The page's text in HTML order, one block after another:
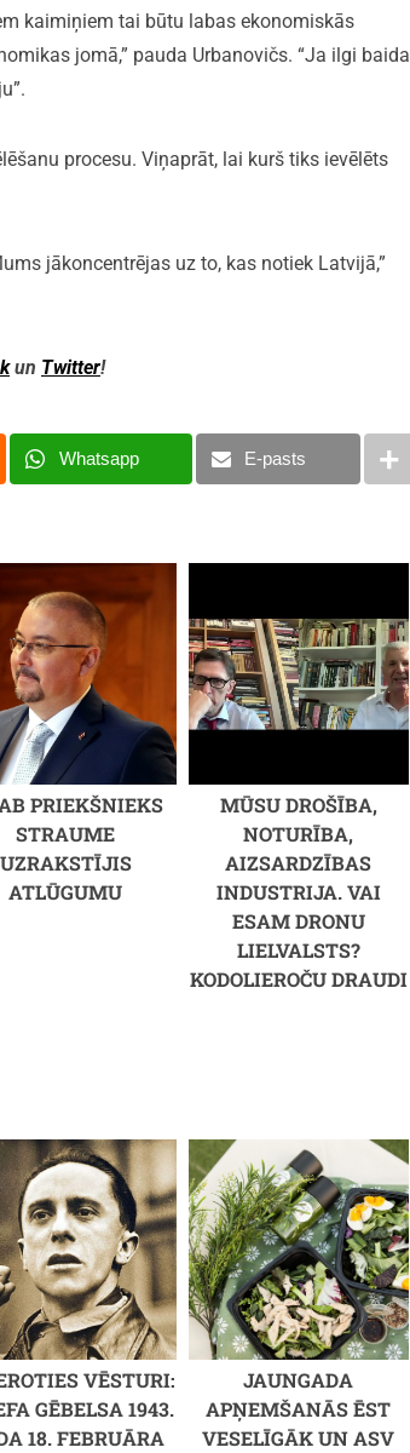
kaimiņiem tai būtu labas ekonomiskās
jomā,” pauda Urbanovičs. “Ja ilgi baida
procesu. Viņaprāt, lai kurš tiks ievēlēts
jākoncentrējas uz to, kas notiek Latvijā,”
un Twitter!
Whatsapp E-pasts
PRIEKŠNIEKS
STRAUME
UZRAKSTĪJIS
ATLŪGUMU
MŪSU DROŠĪBA,
NOTURĪBA,
AIZSARDZĪBAS
INDUSTRIJA. VAI
ESAM DRONU
LIELVALSTS?
KODOLIEROČU DRAUDI
VĒSTURI:
GĒBELSA 1943.
18. FEBRUĀRA
JAUNGADA
APŅEMŠANĀS ĒST
VESELĪGĀK UN ASV